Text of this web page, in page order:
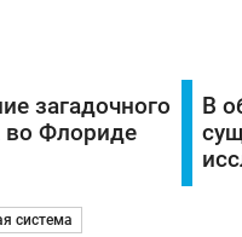
загадочного
во Флориде
В
система